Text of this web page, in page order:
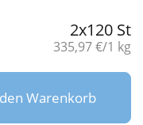
2x120 St
Grundpreis:
335,97 €/1 kg
Warenkorb